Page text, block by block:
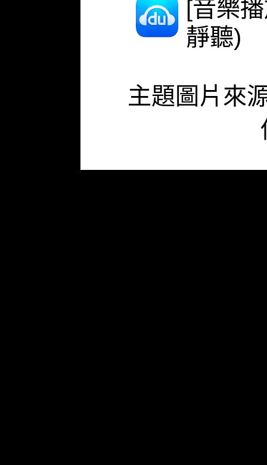
[音樂
靜聽)
主題圖片來